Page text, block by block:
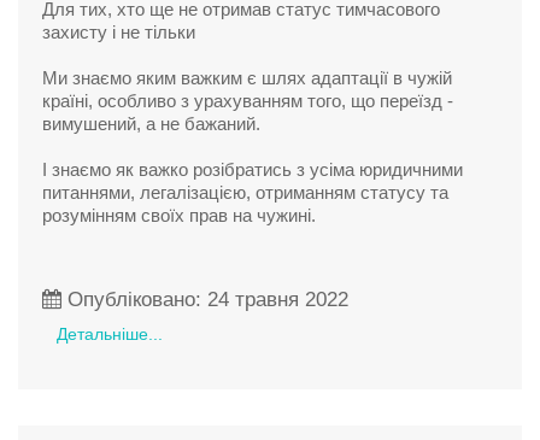
Для тих, хто ще не отримав статус тимчасового
захисту і не тільки
Ми знаємо яким важким є шлях адаптації в чужій
країні, особливо з урахуванням того, що переїзд -
вимушений, а не бажаний.
І знаємо як важко розібратись з усіма юридичними
питаннями, легалізацією, отриманням статусу та
розумінням своїх прав на чужині.
Опубліковано: 24 травня 2022
Детальніше...